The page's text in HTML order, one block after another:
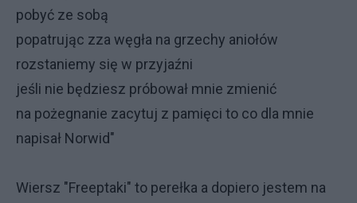
pobyć ze sobą
popatrując zza węgła na grzechy aniołów
rozstaniemy się w przyjaźni
jeśli nie będziesz próbował mnie zmienić
na pożegnanie zacytuj z pamięci to co dla mnie
napisał Norwid"
Wiersz "Freeptaki" to perełka a dopiero jestem na